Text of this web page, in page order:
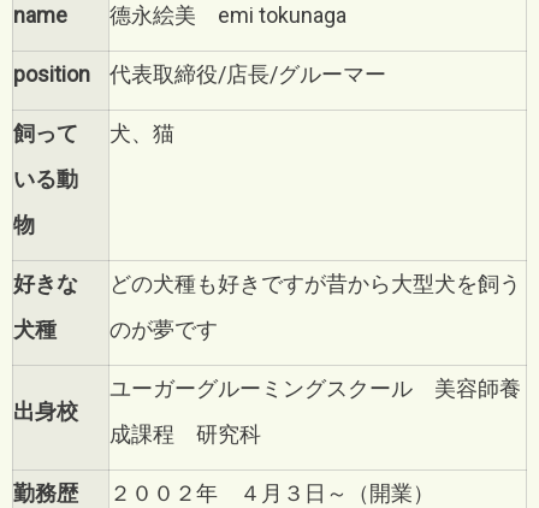
name 德永絵美 emi tokunaga
position 代表取締役/店長/グルーマー
飼って
いる動
物
犬、猫
好きな
犬種
どの犬種も好きですが昔から大型犬を飼う
のが夢です
出身校
ユーガーグルーミングスクール 美容師養
成課程 研究科
勤務歴 ２００２年 ４月３日～（開業）